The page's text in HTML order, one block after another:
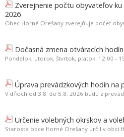
Zverejnenie počtu obyvateľov ku
2026
Obec Horné Orešany zverejňuje počet
Dočasná zmena otváracích
Pondelok, utorok, štvrtok, piatok: 12:00 -
Úprava prevádzkových hodín na
V dňoch od 3.8. do 5.8. 2026 budú z
Určenie volebných okrskov a
Starosta obce Horné Orešany určil v obci